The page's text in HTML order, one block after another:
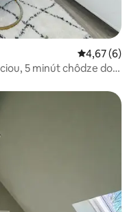
Priemerné
4,67 (6)
5 minút chôdze do